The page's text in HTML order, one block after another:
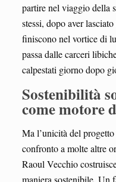
partire nel viaggio della
stessi, dopo aver
finiscono nel vortice di
passa dalle carceri
calpestati giorno dopo
Sostenibilità
come motore
Ma l’unicità del
confronto a molte altre
Raoul Vecchio